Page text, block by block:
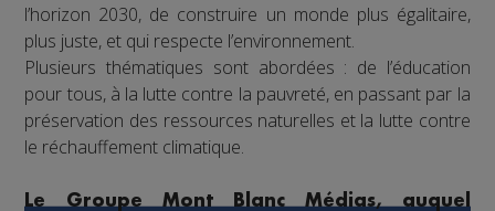
l’horizon 2030, de construire un monde plus égalitaire,
plus juste, et qui respecte l’environnement.
Plusieurs thématiques sont abordées : de l’éducation
pour tous, à la lutte contre la pauvreté, en passant par la
préservation des ressources naturelles et la lutte contre
le réchauffement climatique.
Le Groupe Mont Blanc Médias, auquel